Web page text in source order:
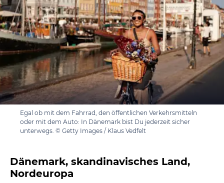
Egal ob mit dem Fahrrad, den öffentlichen Verkehrsmitteln
oder mit dem Auto: In Dänemark bist Du jederzeit sicher
unterwegs. © Getty Images / Klaus Vedfelt
Dänemark, skandinavisches Land,
Nordeuropa